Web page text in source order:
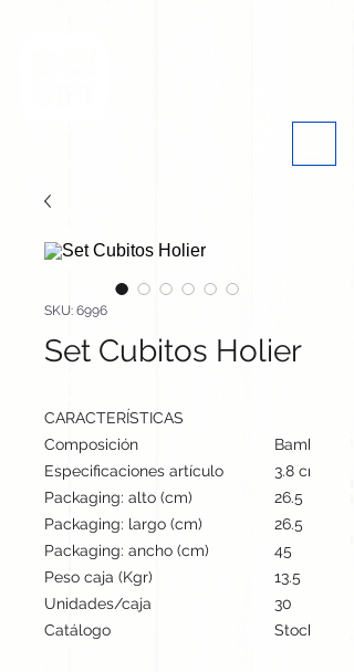
SKU: 6996
Set Cubitos Holier
CARACTERÍSTICAS
Composición
Bambú/
Especificaciones artículo
3.8 cm /
Packaging: alto (cm)
26.5
Packaging: largo (cm)
26.5
Packaging: ancho (cm)
45
Peso caja (Kgr)
13.5
Unidades/caja
30
Catálogo
Stock